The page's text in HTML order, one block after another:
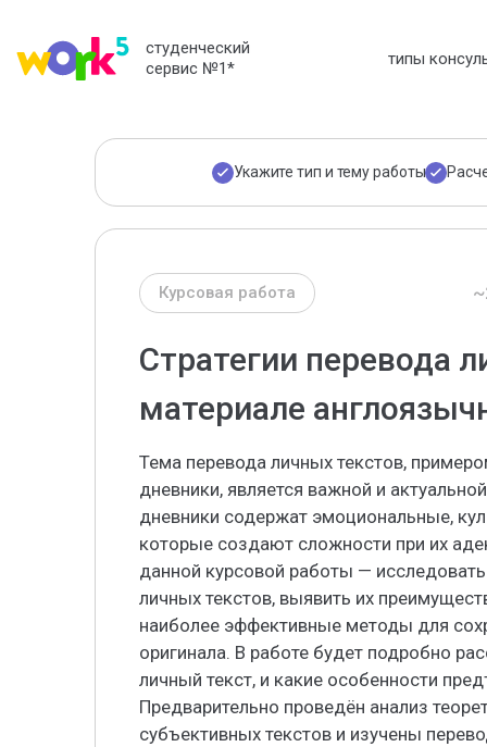
студенческий
сервис №1* типы
Укажите тип и тему работы
Курсовая работа
Стратегии перевода
материале
Тема перевода личных текстов,
дневники, является важной и
дневники содержат эмоциональные,
которые создают сложности при их
данной курсовой работы —
личных текстов, выявить их
наиболее эффективные методы для
оригинала. В работе будет подробно
личный текст, и какие особенности
Предварительно проведён анализ
субъективных текстов и изучены